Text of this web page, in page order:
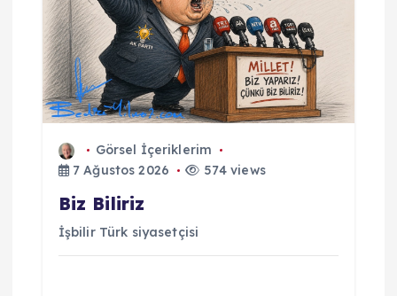
m
Görsel İçeriklerim
7 Ağustos 2026
574 views
Biz Biliriz
İşbilir Türk siyasetçisi